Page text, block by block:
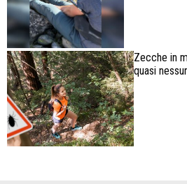
Zecche in
quasi